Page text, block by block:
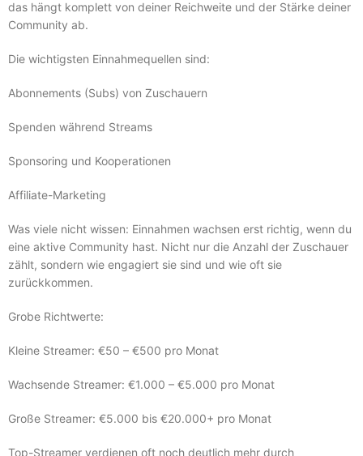
das hängt komplett von deiner Reichweite und der Stärke deiner
Community ab.
Die wichtigsten Einnahmequellen sind:
Abonnements (Subs) von Zuschauern
Spenden während Streams
Sponsoring und Kooperationen
Affiliate-Marketing
Was viele nicht wissen: Einnahmen wachsen erst richtig, wenn du
eine aktive Community hast. Nicht nur die Anzahl der Zuschauer
zählt, sondern wie engagiert sie sind und wie oft sie
zurückkommen.
Grobe Richtwerte:
Kleine Streamer: €50 – €500 pro Monat
Wachsende Streamer: €1.000 – €5.000 pro Monat
Große Streamer: €5.000 bis €20.000+ pro Monat
Top-Streamer verdienen oft noch deutlich mehr durch